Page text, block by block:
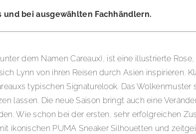
und bei ausgewählten Fachhändlern.
dem Namen Careaux), ist eine illustrierte
Lynn von ihren Reisen durch Asien inspirieren.
typischen Signaturelook. Das Wolkenmuster
lassen. Die neue Saison bringt auch eine
Wie schon bei der ersten, sehr erfolgreichen
ikonischen PUMA Sneaker Silhouetten und